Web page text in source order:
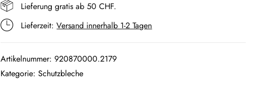
Lieferung gratis ab 50 CHF.
Lieferzeit:Versand innerhalb 1-2 Tagen
Artikelnummer:920870000.2179
Kategorie:Schutzbleche